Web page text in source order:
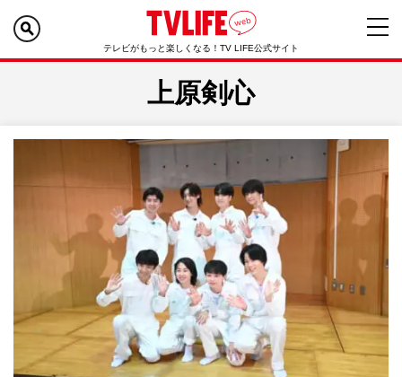
テレビがもっと楽しくなる！TV LIFE公式サイト
上原剣心